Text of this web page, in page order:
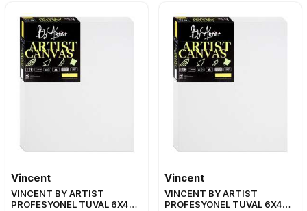
Vincent
VINCENT BY ARTIST
PROFESYONEL TUVAL 6X4
Vincent
VINCENT BY ARTIST
PROFESYONEL TUVAL 6X4